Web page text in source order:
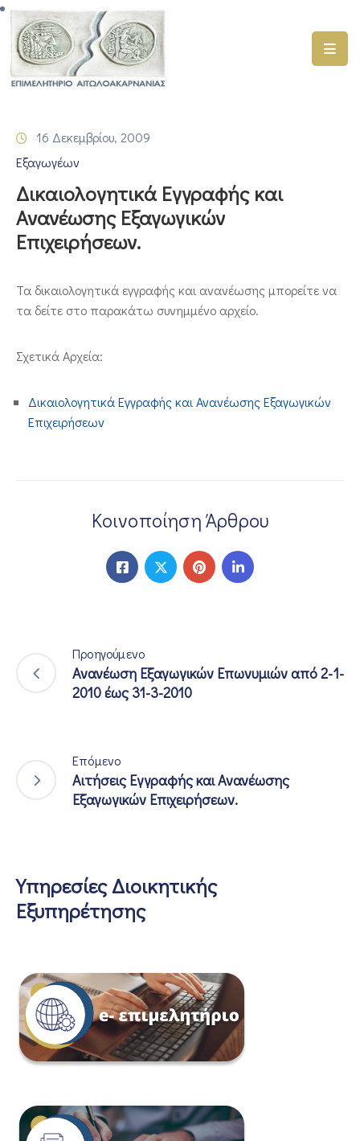
ΑΡΧΙΚΗ
ΓΕΜΗ
–
ΠΡΟΓΡΑΜΜΑΤΑ
ΕΠΙΜΕΛΗΤΗΡΙΟΥ
ΣΕ
ΕΤΑΙΡΕΙΕΣ
ΕΠΙΚΑΙΡΟΤΗΤΑ
16 Δεκεμβρίου, 2009
Εξαγωγέων
Δικαιολογητικά Εγγραφής και
Ανανέωσης Εξαγωγικών
Επιχειρήσεων.
Τα δικαιολογητικά εγγραφής και ανανέωσης μπορείτε να
τα δείτε στο παρακάτω συνημμένο αρχείο.
Σχετικά Αρχεία:
Δικαιολογητικά Εγγραφής και Ανανέωσης Εξαγωγικών
Επιχειρήσεων
Κοινοποίηση Άρθρου
Προηγούμενο
Ανανέωση Εξαγωγικών Επωνυμιών από 2-1-
2010 έως 31-3-2010
Επόμενο
Αιτήσεις Εγγραφής και Ανανέωσης
Εξαγωγικών Επιχειρήσεων.
Υπηρεσίες Διοικητικής
Εξυπηρέτησης